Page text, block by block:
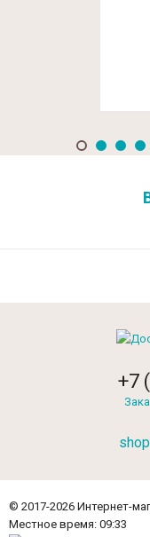
+7
© 2017-2026 Интернет-
Местное время: 09:33